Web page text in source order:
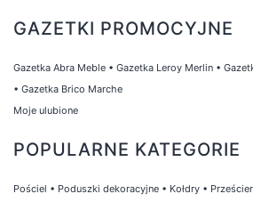
GAZETKI PROMOCYJNE
Gazetka Abra Meble • Gazetka Leroy Merlin •
• Gazetka Brico Marche
Moje ulubione
POPULARNE KATEGORIE
Pościel • Poduszki dekoracyjne • Kołdry •